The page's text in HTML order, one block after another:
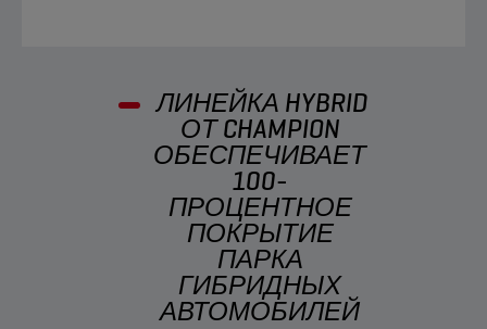
ЛИНЕЙКА HYBRID
ОТ CHAMPION
ОБЕСПЕЧИВАЕТ
100-
ПРОЦЕНТНОЕ
ПОКРЫТИЕ
ПАРКА
ГИБРИДНЫХ
АВТОМОБИЛЕЙ